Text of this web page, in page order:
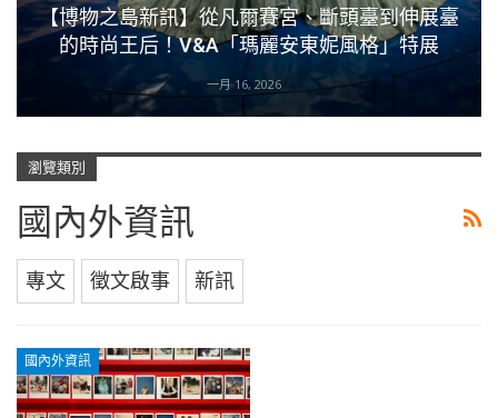
【博物之島新訊】從凡爾賽宮、斷頭臺到伸展臺
的時尚王后！V&A「瑪麗安東妮風格」特展
一月 16, 2026
瀏覽類別
國內外資訊
專文 徵文啟事 新訊
國內外資訊